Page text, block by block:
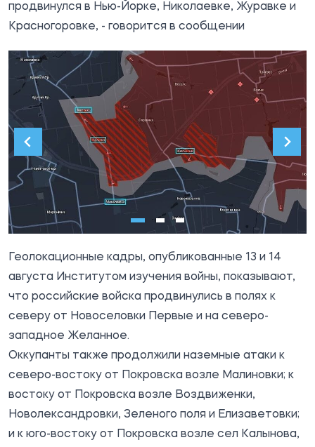
продвинулся в Нью-Йорке, Николаевке, Журавке и
Красногоровке, - говорится в сообщении
Геолокационные кадры, опубликованные 13 и 14
августа Институтом изучения войны, показывают,
что российские войска продвинулись в полях к
северу от Новоселовки Первые и на северо-
западное Желанное.
Оккупанты также продолжили наземные атаки к
северо-востоку от Покровска возле Малиновки; к
востоку от Покровска возле Воздвиженки,
Новолександровки, Зеленого поля и Елизаветовки;
и к юго-востоку от Покровска возле сел Калынова,